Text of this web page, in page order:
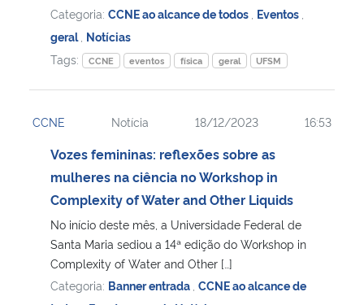
Categoria: CCNE ao alcance de todos Eventos
geral
Notícias
Tags:
CCNE eventos física geral UFSM
CCNE Notícia 18/12/2023 16:53
Vozes femininas: reflexões sobre as
mulheres na ciência no Workshop in
Complexity of Water and Other Liquids
No início deste mês, a Universidade Federal de
Santa Maria sediou a 14ª edição do Workshop in
Complexity of Water and Other […]
Categoria: Banner entrada CCNE ao alcance de